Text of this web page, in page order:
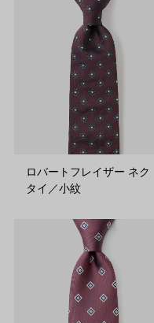
ロバートフレイザー ネク
タイ／小紋